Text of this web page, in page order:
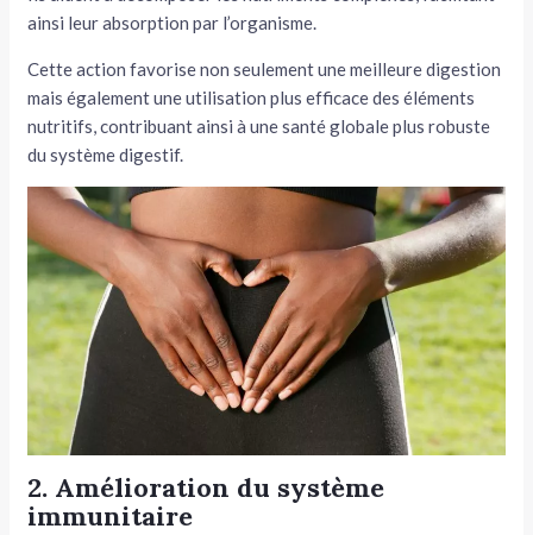
ainsi leur absorption par l’organisme.
Cette action favorise non seulement une meilleure digestion
mais également une utilisation plus efficace des éléments
nutritifs, contribuant ainsi à une santé globale plus robuste
du système digestif.
2. Amélioration du système
immunitaire